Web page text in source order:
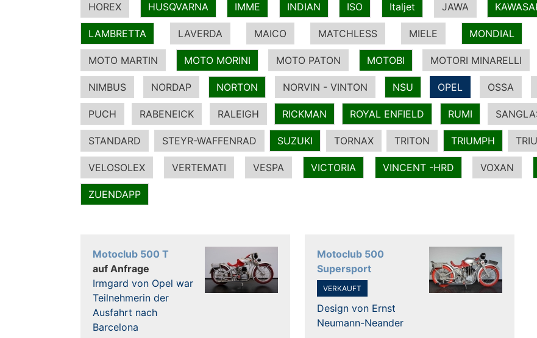
HOREX HUSQVARNA IMME INDIAN ISO Italjet JAWA
LAMBRETTA LAVERDA MAICO MATCHLESS MIELE MONDIAL
MOTO MARTIN MOTO MORINI MOTO PATON MOTOBI MOTORI MINARELLI
NIMBUS NORDAP NORTON NORVIN - VINTON NSU OPEL OSSA
PUCH RABENEICK RALEIGH RICKMAN ROYAL ENFIELD RUMI
STANDARD STEYR-WAFFENRAD SUZUKI TORNAX TRITON TRIUMPH
VELOSOLEX VERTEMATI VESPA VICTORIA VINCENT -HRD VOXAN
ZUENDAPP
Motoclub 500 T
auf Anfrage
Irmgard von Opel war
Teilnehmerin der
Ausfahrt nach
Barcelona
Motoclub 500
Supersport
VERKAUFT
Design von Ernst
Neumann-Neander